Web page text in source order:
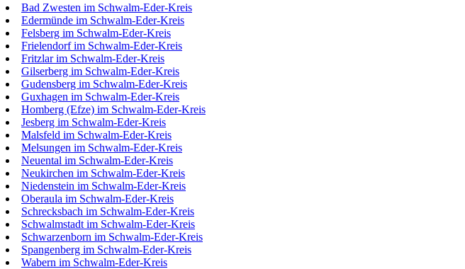
Bad Zwesten im Schwalm-Eder-Kreis
Edermünde im Schwalm-Eder-Kreis
Felsberg im Schwalm-Eder-Kreis
Frielendorf im Schwalm-Eder-Kreis
Fritzlar im Schwalm-Eder-Kreis
Gilserberg im Schwalm-Eder-Kreis
Gudensberg im Schwalm-Eder-Kreis
Guxhagen im Schwalm-Eder-Kreis
Homberg (Efze) im Schwalm-Eder-Kreis
Jesberg im Schwalm-Eder-Kreis
Malsfeld im Schwalm-Eder-Kreis
Melsungen im Schwalm-Eder-Kreis
Neuental im Schwalm-Eder-Kreis
Neukirchen im Schwalm-Eder-Kreis
Niedenstein im Schwalm-Eder-Kreis
Oberaula im Schwalm-Eder-Kreis
Schrecksbach im Schwalm-Eder-Kreis
Schwalmstadt im Schwalm-Eder-Kreis
Schwarzenborn im Schwalm-Eder-Kreis
Spangenberg im Schwalm-Eder-Kreis
Wabern im Schwalm-Eder-Kreis